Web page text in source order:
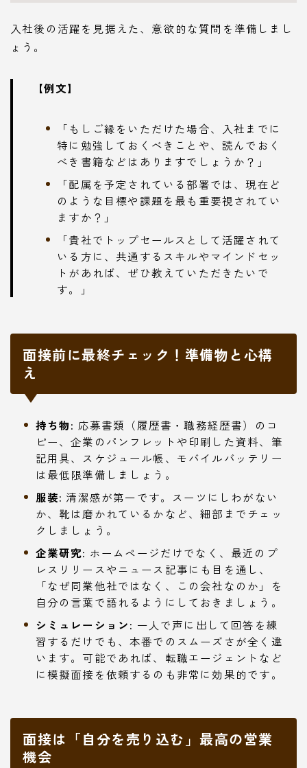
入社後の活躍を見据えた、意欲的な質問を準備しまし
ょう。
【例文】
「もしご縁をいただけた場合、入社までに
特に勉強しておくべきことや、読んでおく
べき書籍などはありますでしょうか？」
「配属を予定されている部署では、現在ど
のような目標や課題を最も重要視されてい
ますか？」
「貴社でトップセールスとして活躍されて
いる方に、共通するスキルやマインドセッ
トがあれば、ぜひ教えていただきたいで
す。」
面接前に最終チェック！準備物と心構
え
持ち物: 応募書類（履歴書・職務経歴書）のコ
ピー、企業のパンフレットや印刷した資料、筆
記用具、スケジュール帳、モバイルバッテリー
は最低限準備しましょう。
服装: 清潔感が第一です。スーツにしわがない
か、靴は磨かれているかなど、細部までチェッ
クしましょう。
企業研究: ホームページだけでなく、最近のプ
レスリリースやニュース記事にも目を通し、
「なぜ同業他社ではなく、この会社なのか」を
自分の言葉で語れるようにしておきましょう。
シミュレーション: 一人で声に出して回答を練
習するだけでも、本番でのスムーズさが全く違
います。可能であれば、転職エージェントなど
に模擬面接を依頼するのも非常に効果的です。
面接は「自分を売り込む」最高の営業
機会